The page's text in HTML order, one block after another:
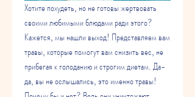
Хотите похудеть, но не готовы жертвовать
своими любимыми блюдами ради этого?
Кажется, мы нашли выход! Представляем вам
травы, которые помогут вам снизить вес, не
прибегая к голоданию и строгим диетам. Да-
да, вы не ослышались, это именно травы!